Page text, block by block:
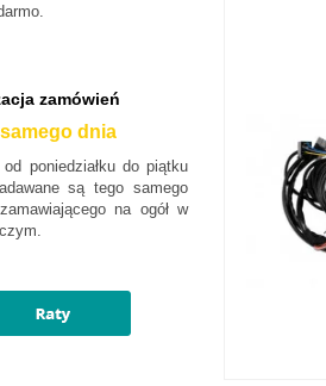
zamówień
dnia
od poniedziałku do piątku
są tego samego
na ogół w